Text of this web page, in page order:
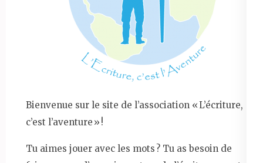
Bienvenue sur le site de l’association « L’écriture,
c’est l’aventure » !
Tu aimes jouer avec les mots ? Tu as besoin de